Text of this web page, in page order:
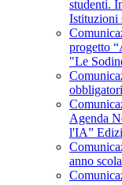
studenti.
Istituzioni
progetto
"Le
Agenda
l'IA”
anno